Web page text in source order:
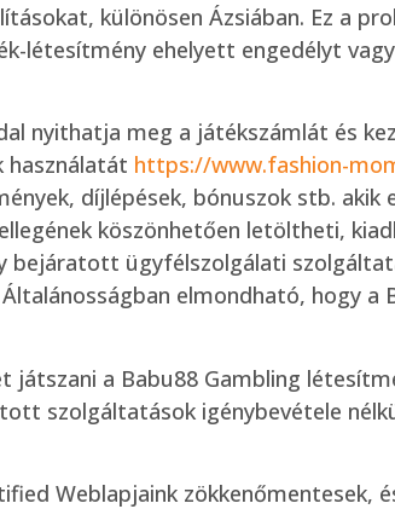
különösen Ázsiában. Ez a
létesítmény ehelyett engedélyt
nyithatja meg a játékszámlát és
használatát https://www.fashion-
díjlépések, bónuszok stb.
köszönhetően letöltheti,
bejáratott ügyfélszolgálati
elmondható, hogy a
játszani a Babu88 Gambling
szolgáltatások igénybevétele
Weblapjaink zökkenőmentesek,